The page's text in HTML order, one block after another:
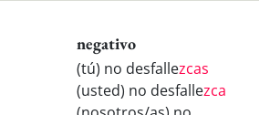
negativo
(tú) no desfallezcas
(usted) no desfallezca